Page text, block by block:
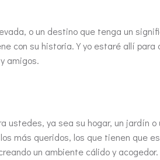
o un destino que tenga un
con su historia. Y yo estaré allí
amigos.
ya sea su hogar, un jardín o
más queridos, los que tienen que
un ambiente cálido y acogedor.